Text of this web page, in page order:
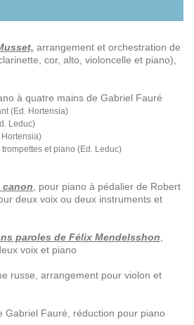
arrangement et orchestration de
cor, alto, violoncelle et piano),
à quatre mains de Gabriel Fauré
(Ed. Hortensia)
Leduc)
et piano (Ed. Leduc)
canon , pour piano à pédalier de Robert
deux voix ou deux instruments et
paroles de Félix Mendelsshon
voix et piano
russe, arrangement pour violon et
Gabriel Fauré, réduction pour piano